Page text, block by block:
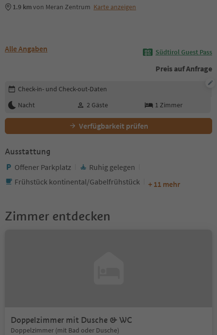
1.9 kmvon Meran Zentrum Karte anzeigen
Alle Angaben Südtirol Guest Pass
Preis auf Anfrage
Buchungsdetails bearbeiten
Check-in- und Check-out-Daten
Nacht
2 Gäste 1 Zimmer
Verfügbarkeit prüfen
Ausstattung
Offener Parkplatz
Ruhig gelegen
Frühstück kontinental/Gabelfrühstück
+ 11 mehr
Zimmer entdecken
Doppelzimmer mit Dusche & WC
Doppelzimmer (mit Bad oder Dusche)